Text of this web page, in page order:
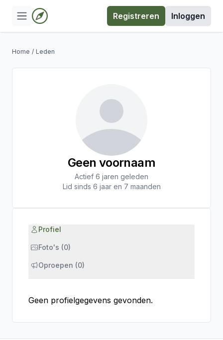
Registreren Inloggen
Home / Leden
Geen voornaam
Actief 6 jaren geleden
Lid sinds 6 jaar en 7 maanden
Profiel
Foto's (0)
Oproepen (0)
Geen profielgegevens gevonden.